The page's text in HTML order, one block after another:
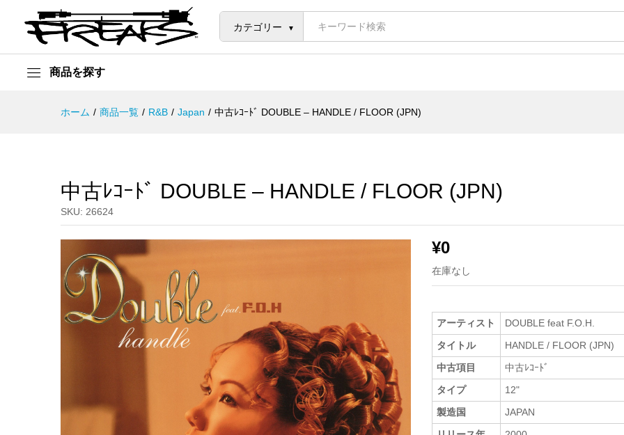
カテゴリー
商品を探す
ホーム / 商品一覧 / R&B / Japan / 中古ﾚｺｰﾄﾞ DOUBLE – HANDLE / FLOOR (JPN)
中古ﾚｺｰﾄﾞ DOUBLE – HANDLE / FLOOR (JPN)
SKU: 26624
¥0
在庫なし
アーティスト
DOUBLE feat F.O.H.
タイトル
HANDLE / FLOOR (JPN)
中古項目
中古ﾚｺｰﾄﾞ
タイプ
12"
製造国
JAPAN
中古ﾚｺｰﾄﾞ DOUBLE - HANDLE / FLOOR (JPN)
説明